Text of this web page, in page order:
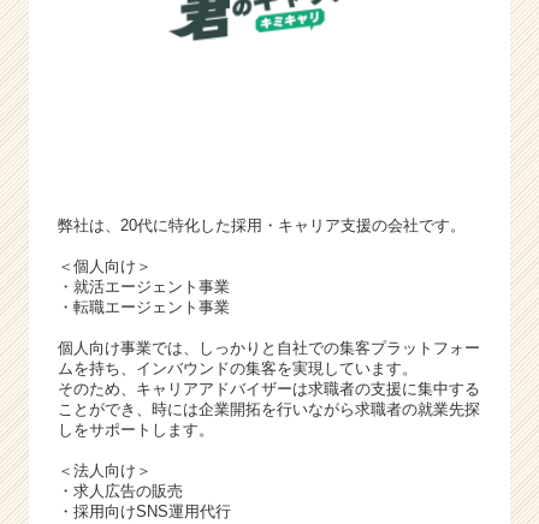
弊社は、20代に特化した採用・キャリア支援の会社です。
＜個人向け＞
・就活エージェント事業
・転職エージェント事業
個人向け事業では、しっかりと自社での集客プラットフォー
ムを持ち、インバウンドの集客を実現しています。
そのため、キャリアアドバイザーは求職者の支援に集中する
ことができ、時には企業開拓を行いながら求職者の就業先探
しをサポートします。
＜法人向け＞
・求人広告の販売
・採用向けSNS運用代行